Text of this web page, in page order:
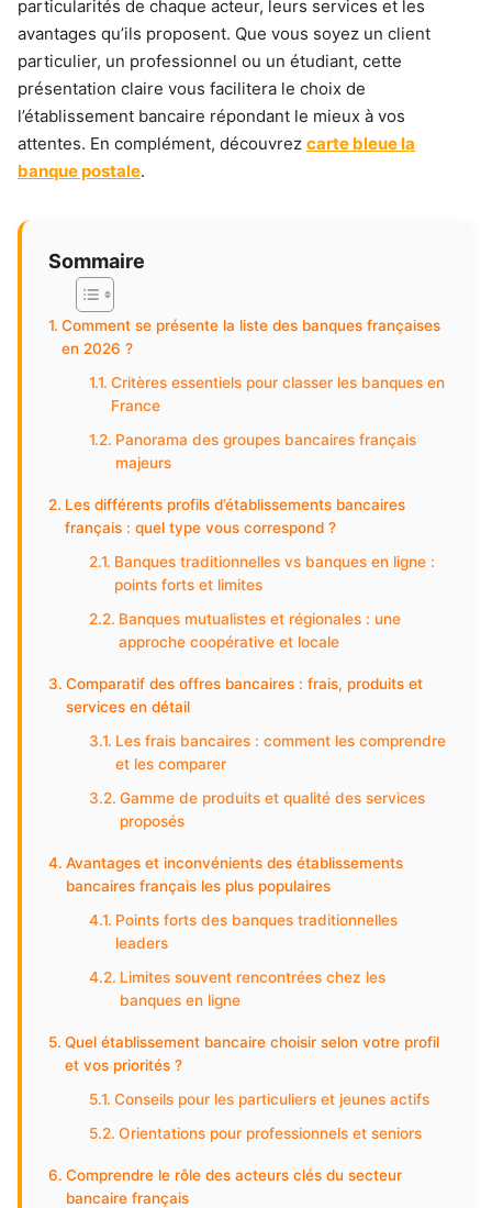
particularités de chaque acteur, leurs services et les
avantages qu’ils proposent. Que vous soyez un client
particulier, un professionnel ou un étudiant, cette
présentation claire vous facilitera le choix de
l’établissement bancaire répondant le mieux à vos
attentes. En complément, découvrez carte bleue la
banque postale.
Sommaire
Comment se présente la liste des banques françaises
en 2026 ?
Critères essentiels pour classer les banques en
France
Panorama des groupes bancaires français
majeurs
Les différents profils d’établissements bancaires
français : quel type vous correspond ?
Banques traditionnelles vs banques en ligne :
points forts et limites
Banques mutualistes et régionales : une
approche coopérative et locale
Comparatif des offres bancaires : frais, produits et
services en détail
Les frais bancaires : comment les comprendre
et les comparer
Gamme de produits et qualité des services
proposés
Avantages et inconvénients des établissements
bancaires français les plus populaires
Points forts des banques traditionnelles
leaders
Limites souvent rencontrées chez les
banques en ligne
Quel établissement bancaire choisir selon votre profil
et vos priorités ?
Conseils pour les particuliers et jeunes actifs
Orientations pour professionnels et seniors
Comprendre le rôle des acteurs clés du secteur
bancaire français